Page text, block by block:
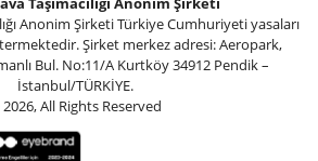
Anonim Şirketi Türkiye Cumhuriyeti yasaları
Şirket merkez adresi: Aeropark,
Bul. No:11/A Kurtköy 34912 Pendik –
İstanbul/TÜRKİYE.
All Rights Reserved